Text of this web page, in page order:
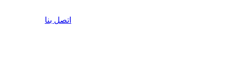
اتصل بنا